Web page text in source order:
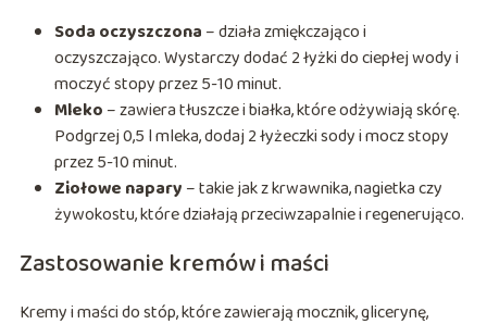
Soda oczyszczona – działa zmiękczająco i
oczyszczająco. Wystarczy dodać 2 łyżki do ciepłej wody i
moczyć stopy przez 5-10 minut.
Mleko – zawiera tłuszcze i białka, które odżywiają skórę.
Podgrzej 0,5 l mleka, dodaj 2 łyżeczki sody i mocz stopy
przez 5-10 minut.
Ziołowe napary – takie jak z krwawnika, nagietka czy
żywokostu, które działają przeciwzapalnie i regenerująco.
Zastosowanie kremów i maści
Kremy i maści do stóp, które zawierają mocznik, glicerynę,